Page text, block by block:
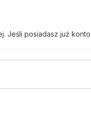
Jeśli posiadasz już konto,